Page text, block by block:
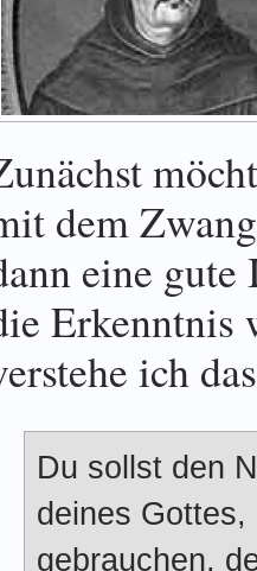
dem
eine
Erkenntnis
ich
Du sollst den
deines
gebrauchen,